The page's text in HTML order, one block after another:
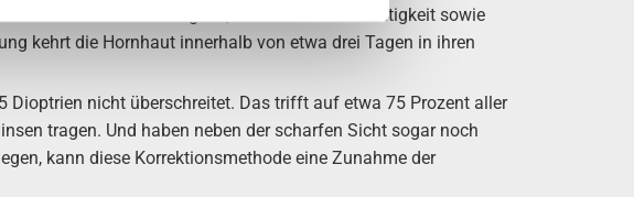
Stunden ist es möglich, Kurz- und Alterssichtigkeit sowie
kehrt die Hornhaut innerhalb von etwa drei Tagen in ihren
Dioptrien nicht überschreitet. Das trifft auf etwa 75 Prozent aller
tragen. Und haben neben der scharfen Sicht sogar noch
kann diese Korrektionsmethode eine Zunahme der